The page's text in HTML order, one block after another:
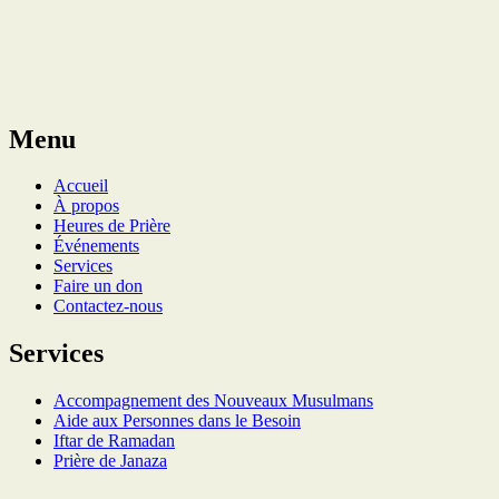
Menu
Accueil
À propos
Heures de Prière
Événements
Services
Faire un don
Contactez-nous
Services
Accompagnement des Nouveaux Musulmans
Aide aux Personnes dans le Besoin
Iftar de Ramadan
Prière de Janaza